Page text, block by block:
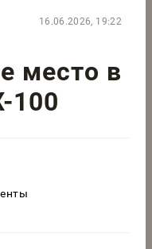
16.06.2026, 19:22
место в
100